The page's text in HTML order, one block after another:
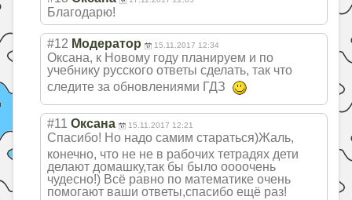
Благодарю!
#12 Модератор 15.11.2017 12:34
Оксана, к Новому году планируем и по
учебнику русского ответы сделать, так что
следите за обновлениями ГДЗ
#11 Оксана 15.11.2017 12:21
Спасибо! Но надо самим стараться)Жаль,
конечно, что не не в рабочих тетрадях дети
делают домашку,так бы было оооочень
чудесно!) Всё равно по математике очень
помогают ваши ответы,спасибо ещё раз!